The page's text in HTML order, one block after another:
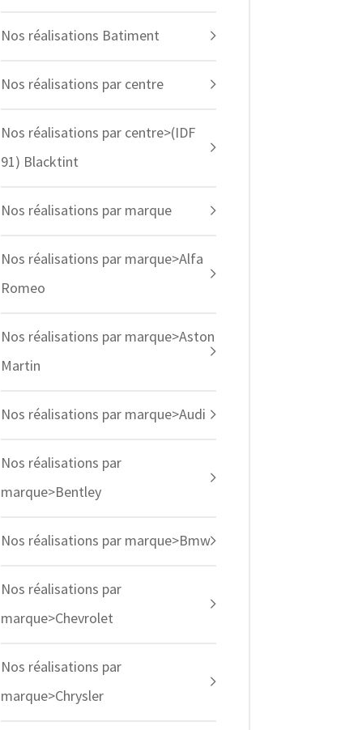
Nos réalisations Batiment
Nos réalisations par centre
Nos réalisations par centre>(IDF
91) Blacktint
Nos réalisations par marque
Nos réalisations par marque>Alfa
Romeo
Nos réalisations par marque>Aston
Martin
Nos réalisations par marque>Audi
Nos réalisations par
marque>Bentley
Nos réalisations par marque>Bmw
Nos réalisations par
marque>Chevrolet
Nos réalisations par
marque>Chrysler